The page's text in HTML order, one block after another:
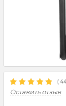
(
Оставить отзыв